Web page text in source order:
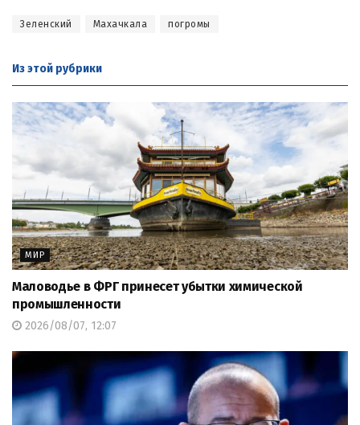
Зеленский Махачкала погромы
Из этой рубрики
МИР
Маловодье в ФРГ принесет убытки химической
промышленности
2026/08/07, 12:07